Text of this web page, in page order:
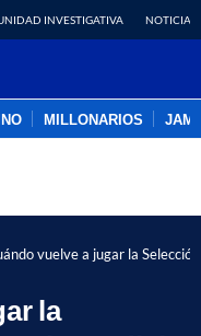
INVESTIGATIVA NOTICIAS
MILLONARIOS
vuelve a jugar la
la